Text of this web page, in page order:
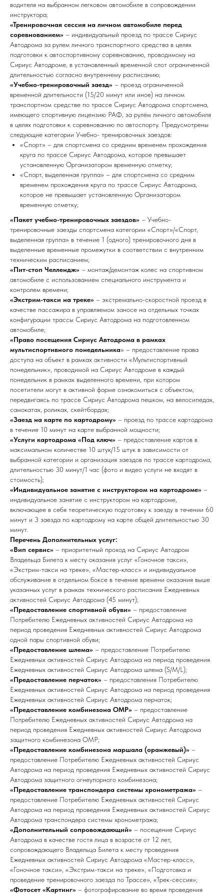
водителя на выбранном легковом автомобиле в сопровождении
инструктора;
«Тренировочная сессия на личном автомобиле перед
соревнованием» – индивидуальный проезд по трассе Сириус
Автодрома за рулем личного транспортного средства в целях
подготовки к автоспортивному соревнованию, проводимому на
Сириус Автодроме, в установленный временной слот ограниченной
длительностью согласно внутреннему расписанию;
«Учебно-тренировочный заезд» – проезд ограниченной
временной длительности (15/20 минут или иное) на личном
транспортном средстве по трассе Сириус Автодрома спортсмена,
имеющего спортивную лицензию РАФ, за рулём личного автомобиля
в целях подготовки к соревнованию по автоспорту. Предусмотрены
следующие категории Учебно- тренировочных заездов:
«Спорт» – для спортсмена со средним временем прохождения
круга по трассе Сириус Автодрома, которое превышает
установленную Организатором временную отметку;
«Спорт, выделенная группа» – для спортсмена со средним
временем прохождения круга по трассе Сириус Автодрома,
которое не превышает установленную Организатором
временную отметку;
«Пакет учебно-тренировочных заездов» – Учебно-
тренировочные заезды спортсмена категории «Спорт»/«Спорт,
выделенная группа» в течение 1 (одного) тренировочного дня в
выделенные временные промежутки в соответствии с внутренним
техническим расписанием;
«Пит-стоп Челлендж» – монтаж/демонтаж колес на спортивном
автомобиле с использованием специального инструмента и
контролем времени;
«Экстрим-такси на треке» – экстремально-скоростной проезд в
качестве пассажира в управляемом заносе на отдельных точках
конфигурации трассы Сириус Автодрома на подготовленном
автомобиле;
«Право посещения Сириус Автодрома в рамках
мультиспортивного понедельника» – предоставление права
доступа на объект в рамках активности «Мультиспортивный
понедельник», проводимой на Сириус Автодроме в каждый
понедельник в рамках выделенного времени, при котором
посетители могут в активной форме ознакомиться с объектом,
передвигаясь по трассе Сириус Автодрома пешком, на велосипедах,
самокатах, роликах, скейтбордах;
«Заезд на карте по картодрому» – проезд по трассе картодрома
в течение 10 минут на карте выбранной мощности;
«Услуги картодрома «Под ключ» – предоставление картов в
максимальном количестве 10 штук/15 штук в зависимости от
выбранной категории и организация заездов по трассе картодрома,
длительностью 30 минут/1 час (фото и видео услуги не входят в
стоимость);
«Индивидуальное занятие с инструктором на картодроме» –
индивидуальное занятие с инструктором на картодроме,
включающее в себя теоретическую подготовку к заезду в течении 60
минут и 3 заезда по картодрому на карте общей длительностью 30
минут.
Перечень Дополнительных услуг:
«Вип сервис» – приоритетный проход на Сириус Автодром
Владельца Билета к месту оказания услуг «Гоночное такси»,
«Экстрим-такси на треке», «Мастер-класс» и индивидуальное
обслуживание в отдельном боксе в течение времени оказания выше
указанных услуг в рамках технического расписания Ежедневных
активностей Сириус Автодрома (45 минут);
«Предоставление спортивной обуви» – предоставление
Потребителю Ежедневных активностей Сириус Автодрома на
период проведения Ежедневных активностей Сириус Автодрома
одной пары спортивной обуви;
«Предоставление шлема» – предоставление Потребителю
Ежедневных активностей Сириус Автодрома на период проведения
Ежедневных активностей Сириус Автодрома шлема (S/M/L);
«Предоставление перчаток» – предоставления Потребителю
Ежедневных активностей Сириус Автодрома на период проведения
Ежедневных активностей Сириус Автодрома перчаток;
«Предоставление комбинезона ОМР» – предоставление
Потребителю Ежедневных активностей Сириус Автодрома на
период проведения Ежедневных активностей Сириус Автодрома
защитного комбинезона ОМР;
«Предоставление комбинезона маршала (оранжевый)» –
предоставление Потребителю Ежедневных активностей Сириус
Автодрома на период проведения Ежедневных активностей Сириус
Автодрома защитного огнеупорного комбинезона;
«Предоставление транспондера системы хронометража» –
предоставление Потребителю Ежедневных активностей Сириус
Автодрома на период проведения Ежедневных активностей Сириус
Автодрома транспондера системы хронометража;
«Дополнительный сопровождающий» – посещение Сириус
Автодрома в качестве гостя лица в возрасте от 12 лет,
сопровождающего Владельца Билета к месту проведения
Ежедневных активностей Сириус Автодрома «Мастер-класс»,
«Гоночное такси», «Экстрим-такси на треке», «Подготовка и
проведение тренировочного заезда по Трассе», «Трек-сессия»;
«Фотосет «Картинг» – фотографирование во время проведения